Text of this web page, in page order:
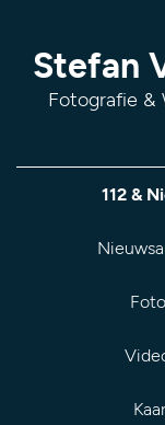
Stefan
Fotografie &
112 &